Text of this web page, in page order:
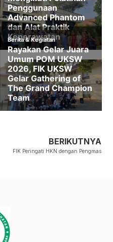
BERIKUTNYA
FIK Peringati HKN dengan Pengmas